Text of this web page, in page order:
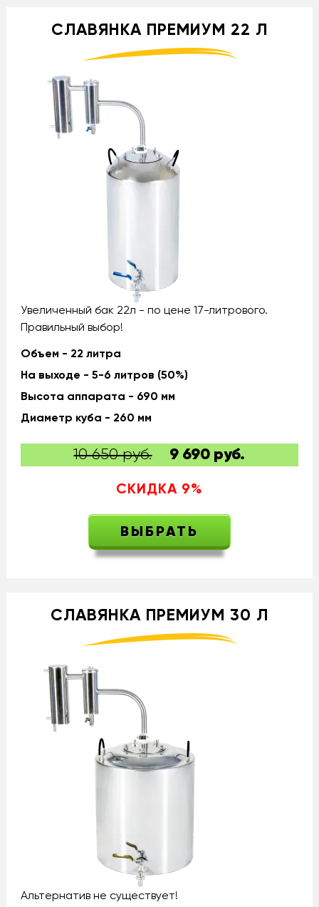
СЛАВЯНКА ПРЕМИУМ 22 Л
Увеличенный бак 22л - по цене 17-литрового.
Правильный выбор!
Объем - 22 литра
На выходе - 5-6 литров (50%)
Высота аппарата - 690 мм
Диаметр куба - 260 мм
10 650 руб. 9 690 руб.
СКИДКА 9%
ВЫБРАТЬ
СЛАВЯНКА ПРЕМИУМ 30 Л
Альтернатив не существует!